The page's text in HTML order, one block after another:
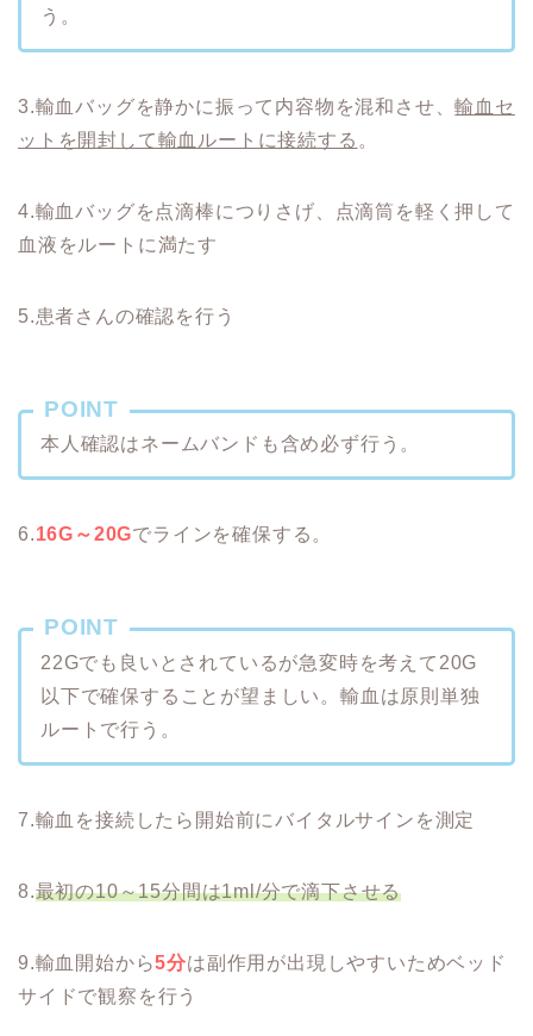
う。
3.輸血バッグを静かに振って内容物を混和させ、輸血セ
ットを開封して輸血ルートに接続する 。
4.輸血バッグを点滴棒につりさげ、点滴筒を軽く押して
血液をルートに満たす
5.患者さんの確認を行う
POINT
本人確認はネームバンドも含め必ず行う。
6.16G～20Gでラインを確保する。
POINT
22Gでも良いとされているが急変時を考えて20G
以下で確保することが望ましい。輸血は原則単独
ルートで行う。
7.輸血を接続したら開始前にバイタルサインを測定
8.最初の10～15分間は1ml/分で滴下させる
9.輸血開始から5分は副作用が出現しやすいためベッド
サイドで観察を行う